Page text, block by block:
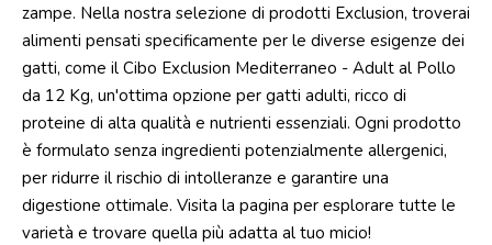
Chi
siamo
Contatti
Punti
vendita
Blog
e
news
zampe. Nella nostra selezione di prodotti Exclusion, troverai
alimenti pensati specificamente per le diverse esigenze dei
gatti, come il Cibo Exclusion Mediterraneo - Adult al Pollo
da 12 Kg, un'ottima opzione per gatti adulti, ricco di
proteine di alta qualità e nutrienti essenziali. Ogni prodotto
è formulato senza ingredienti potenzialmente allergenici,
per ridurre il rischio di intolleranze e garantire una
digestione ottimale. Visita la pagina per esplorare tutte le
varietà e trovare quella più adatta al tuo micio!